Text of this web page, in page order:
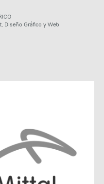
Diseño Gráfico y Web